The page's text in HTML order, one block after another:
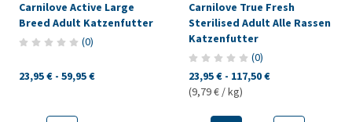
Carnilove Active Large
Breed Adult Katzenfutter
(0)
23,95 € - 59,95 €
Carnilove True Fresh
Sterilised Adult Alle Rassen
Katzenfutter
(0)
23,95 € - 117,50 €
(9,79 € / kg)